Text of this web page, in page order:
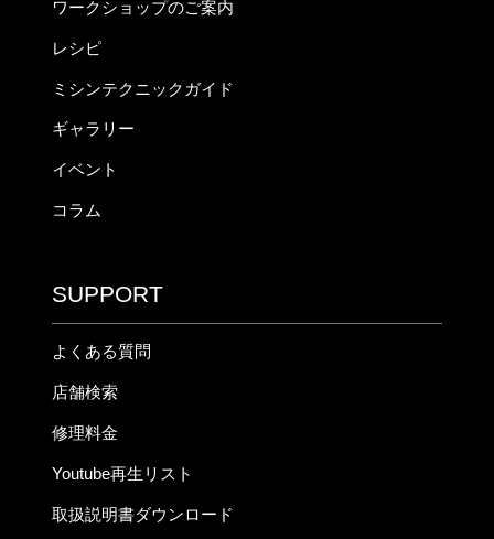
ワークショップのご案内
レシピ
ミシンテクニックガイド
ギャラリー
イベント
コラム
SUPPORT
よくある質問
店舗検索
修理料金
Youtube再生リスト
取扱説明書ダウンロード